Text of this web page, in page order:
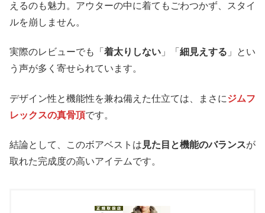
えるのも魅力。アウターの中に着てもごわつかず、スタイ
ルを崩しません。
実際のレビューでも「 着太りしない 」「 細見えする 」とい
う声が多く寄せられています。
デザイン性と機能性を兼ね備えた仕立ては、まさにジムフ
レックスの真骨頂です。
結論として、このボアベストは 見た目と機能のバランスが
取れた完成度の高いアイテムです。